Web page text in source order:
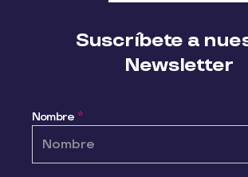
Suscríbete a
Newsletter
Nombre *